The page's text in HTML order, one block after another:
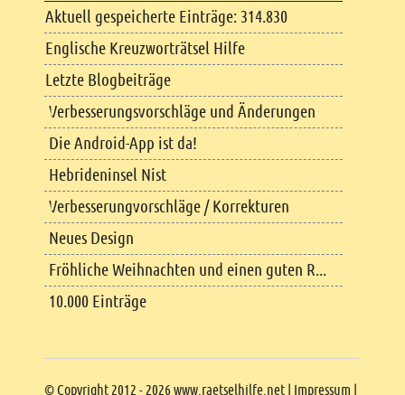
Copyright
© Copyright 2012 - 2026 www.raetselhilfe.net | Impressum |
Aktuell gespeicherte Einträge: 314.830
Englische Kreuzworträtsel Hilfe
Letzte Blogbeiträge
Verbesserungsvorschläge und Änderungen
Die Android-App ist da!
Hebrideninsel Nist
Verbesserungvorschläge / Korrekturen
Neues Design
Fröhliche Weihnachten und einen guten R...
10.000 Einträge